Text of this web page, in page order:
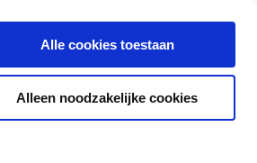
Alle cookies toestaan
Alleen noodzakelijke cookies